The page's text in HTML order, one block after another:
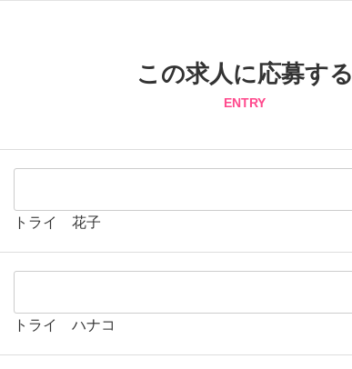
この求人に応募する
ENTRY
トライ 花子
トライ ハナコ